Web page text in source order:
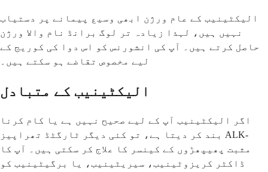
الیکٹینیب کے عام ورژن ابھی وسیع پیمانے پر دستیاب
نہیں ہیں، لہذا زیادہ تر لوگ برانڈ نام والا ورژن
حاصل کرتے ہیں۔ آپ کی انشورنس کو اس دوا کی کوریج کے
لیے مخصوص تقاضے ہو سکتے ہیں۔
الیکٹینیب کے متبادل
اگر الیکٹینیب آپ کے لیے صحیح نہیں ہے یا کام کرنا
بند کر دیتا ہے، تو کئی دیگر ٹارگٹڈ تھراپیز ALK-
مثبت پھیپھڑوں کے کینسر کا علاج کر سکتی ہیں۔ آپ کا
ڈاکٹر کریزوٹینیب، سیریٹینیب، یا برگیٹینیب کو